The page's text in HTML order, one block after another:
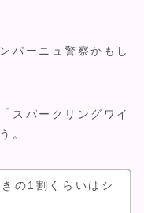
パーニュ警察かもし
スパークリングワイ
。
の1割くらいはシ